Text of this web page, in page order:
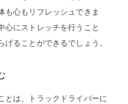
も心もリフレッシュできま
心にストレッチを行うこと
げることができるでしょう。
とは、トラックドライバーに